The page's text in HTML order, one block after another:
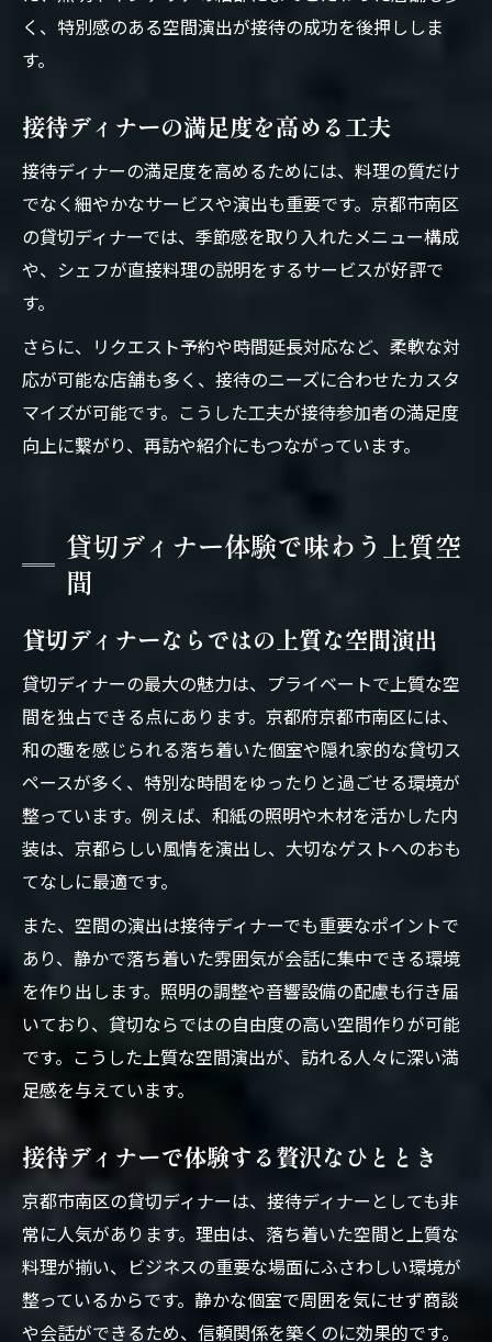
く、特別感のある空間演出が接待の成功を後押ししま
す。
接待ディナーの満足度を高める工夫
接待ディナーの満足度を高めるためには、料理の質だけ
でなく細やかなサービスや演出も重要です。京都市南区
の貸切ディナーでは、季節感を取り入れたメニュー構成
や、シェフが直接料理の説明をするサービスが好評で
す。
さらに、リクエスト予約や時間延長対応など、柔軟な対
応が可能な店舗も多く、接待のニーズに合わせたカスタ
マイズが可能です。こうした工夫が接待参加者の満足度
向上に繋がり、再訪や紹介にもつながっています。
貸切ディナー体験で味わう上質空
間
貸切ディナーならではの上質な空間演出
貸切ディナーの最大の魅力は、プライベートで上質な空
間を独占できる点にあります。京都府京都市南区には、
和の趣を感じられる落ち着いた個室や隠れ家的な貸切ス
ペースが多く、特別な時間をゆったりと過ごせる環境が
整っています。例えば、和紙の照明や木材を活かした内
装は、京都らしい風情を演出し、大切なゲストへのおも
てなしに最適です。
また、空間の演出は接待ディナーでも重要なポイントで
あり、静かで落ち着いた雰囲気が会話に集中できる環境
を作り出します。照明の調整や音響設備の配慮も行き届
いており、貸切ならではの自由度の高い空間作りが可能
です。こうした上質な空間演出が、訪れる人々に深い満
足感を与えています。
接待ディナーで体験する贅沢なひととき
京都市南区の貸切ディナーは、接待ディナーとしても非
常に人気があります。理由は、落ち着いた空間と上質な
料理が揃い、ビジネスの重要な場面にふさわしい環境が
整っているからです。静かな個室で周囲を気にせず商談
や会話ができるため、信頼関係を築くのに効果的です。